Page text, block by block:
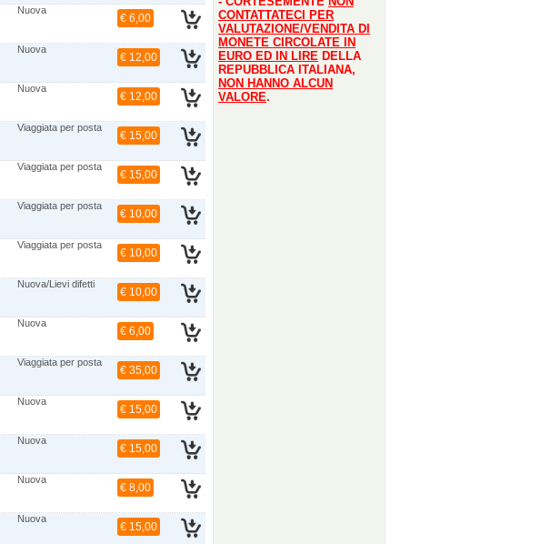
CONTATTATECI PER
VALUTAZIONE/VENDITA DI
MONETE CIRCOLATE IN
EURO ED IN LIRE DELLA
REPUBBLICA ITALIANA,
NON HANNO ALCUN
VALORE.
Nuova
€ 6,00
Nuova
€ 12,00
Nuova
€ 12,00
Viaggiata per posta
€ 15,00
Viaggiata per posta
€ 15,00
Viaggiata per posta
€ 10,00
Viaggiata per posta
€ 10,00
Nuova/Lievi difetti
€ 10,00
Nuova
€ 6,00
Viaggiata per posta
€ 35,00
Nuova
€ 15,00
Nuova
€ 15,00
Nuova
€ 8,00
Nuova
€ 15,00